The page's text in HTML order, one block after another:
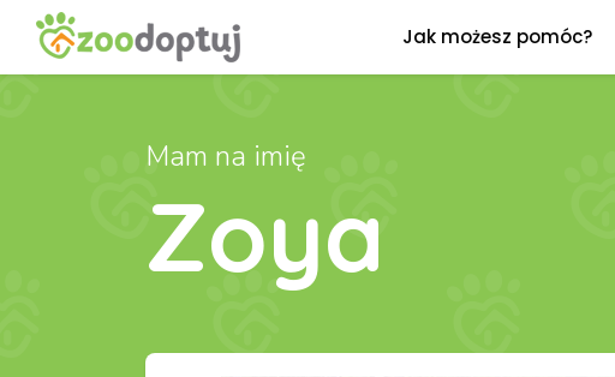
Jak możesz pomóc?
Mam na imię
Zoya